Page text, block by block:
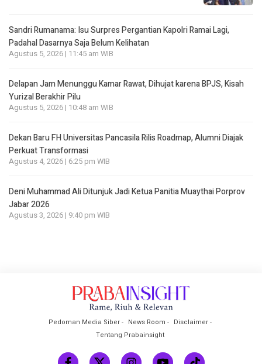
Sandri Rumanama: Isu Surpres Pergantian Kapolri Ramai Lagi,
Padahal Dasarnya Saja Belum Kelihatan
Agustus 5, 2026 | 11:45 am WIB
Delapan Jam Menunggu Kamar Rawat, Dihujat karena BPJS, Kisah
Yurizal Berakhir Pilu
Agustus 5, 2026 | 10:48 am WIB
Dekan Baru FH Universitas Pancasila Rilis Roadmap, Alumni Diajak
Perkuat Transformasi
Agustus 4, 2026 | 6:25 pm WIB
Deni Muhammad Ali Ditunjuk Jadi Ketua Panitia Muaythai Porprov
Jabar 2026
Agustus 3, 2026 | 9:40 pm WIB
Pedoman Media Siber News Room
Disclaimer
Tentang Prabainsight